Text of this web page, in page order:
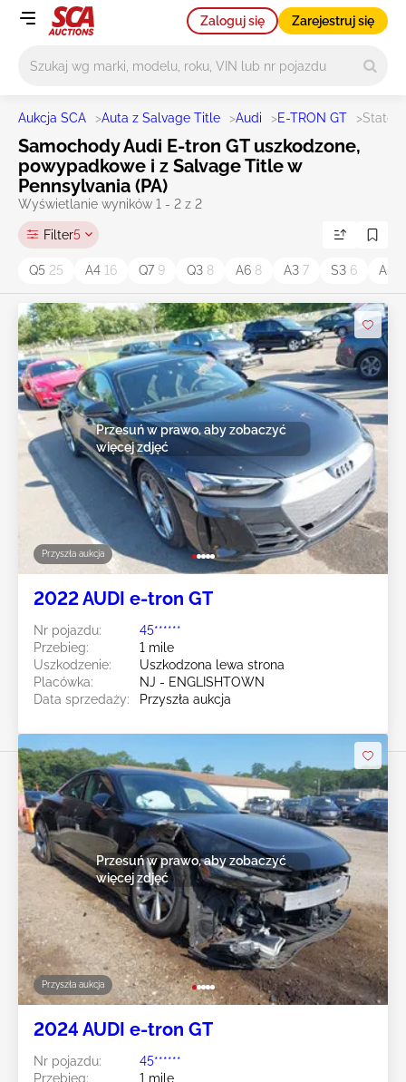
Zaloguj się Zarejestruj się
Aukcja SCA >Auta z Salvage Title >Audi >E-TRON GT >State
Samochody Audi E-tron GT uszkodzone,
powypadkowe i z Salvage Title w
Pennsylvania (PA)
Wyświetlanie wyników 1 - 2 z 2
Filter5
Q5 25 A4 16 Q7 9 Q3 8 A6 8 A3 7 S3 6 A5
Przyszła aukcja
Przesuń w prawo, aby zobaczyć
więcej zdjęć
2022 AUDI e-tron GT
Nr pojazdu:
45******
Przebieg:
1 mile
Uszkodzenie:
Uszkodzona lewa strona
Placówka:
NJ - ENGLISHTOWN
Data sprzedaży:
Przyszła aukcja
Przyszła aukcja
Przesuń w prawo, aby zobaczyć
więcej zdjęć
2024 AUDI e-tron GT
Nr pojazdu:
45******
Przebieg:
1 mile